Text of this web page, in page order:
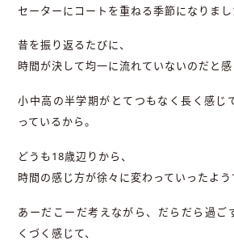
セーターにコートを重ねる季節になりまし
昔を振り返るたびに、
時間が決して均一に流れていないのだと感
小中高の半学期がとてつもなく長く感じ
っているから。
どうも18歳辺りから、
時間の感じ方が徐々に変わっていったよう
あーだこーだ考えながら、だらだら過ご
くづく感じて、